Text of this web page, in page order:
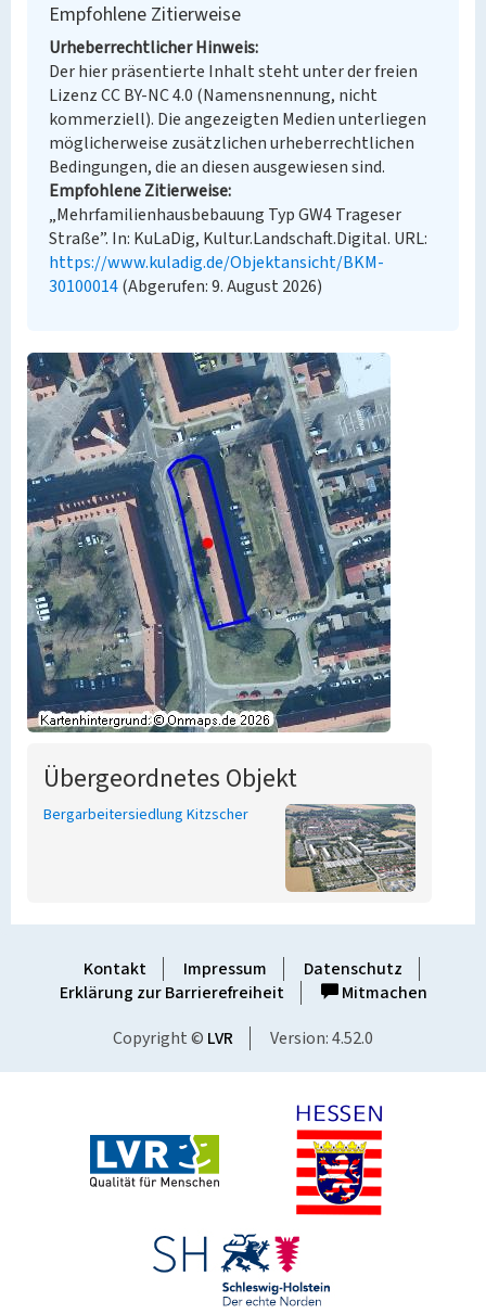
Empfohlene Zitierweise
Urheberrechtlicher Hinweis
Der hier präsentierte Inhalt steht unter der freien
Lizenz CC BY-NC 4.0 (Namensnennung, nicht
kommerziell). Die angezeigten Medien unterliegen
möglicherweise zusätzlichen urheberrechtlichen
Bedingungen, die an diesen ausgewiesen sind.
Empfohlene Zitierweise
„Mehrfamilienhausbebauung Typ GW4 Trageser
Straße”. In: KuLaDig, Kultur.Landschaft.Digital. URL:
https://www.kuladig.de/Objektansicht/BKM-
30100014(Abgerufen: 9. August 2026)
Übergeordnetes Objekt
Bergarbeitersiedlung Kitzscher
Kontakt Impressum
Datenschutz
Erklärung zur Barrierefreiheit
Mitmachen
Copyright © LVR Version: 4.52.0